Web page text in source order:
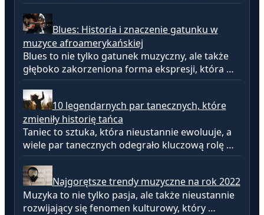
Blues: Historia i znaczenie gatunku w
muzyce afroamerykańskiej
Blues to nie tylko gatunek muzyczny, ale także
głęboko zakorzeniona forma ekspresji, która …
10 legendarnych par tanecznych, które
zmieniły historię tańca
Taniec to sztuka, która nieustannie ewoluuje, a
wiele par tanecznych odegrało kluczową rolę …
Najgorętsze trendy muzyczne na rok 2022
Muzyka to nie tylko pasja, ale także nieustannie
rozwijający się fenomen kulturowy, który …